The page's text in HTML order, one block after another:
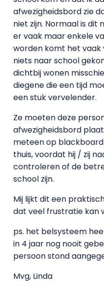
afwezigheidsbord zie
niet zijn. Normaal is dit
er vaak maar enkele
worden komt het vaak
niets naar school
dichtbij wonen
diegene die een tijd
een stuk vervelender.
Ze moeten deze
afwezigheidsbord
meteen op
thuis, voordat hij / zij
controleren of de
school zijn.
Mij lijkt dit een
dat veel frustratie kan
ps. het belsysteem
in 4 jaar nog nooit
persoon stond
Mvg, Linda